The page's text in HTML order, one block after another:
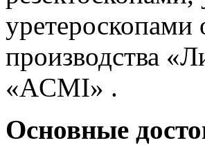
производства
«ACMI» .
Основные